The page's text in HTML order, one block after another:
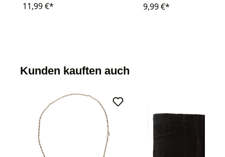
11,99 €*
9,99 €*
Kunden kauften auch